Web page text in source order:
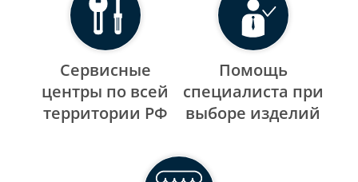
Сервисные
центры по всей
территории РФ
Помощь
специалиста при
выборе изделий